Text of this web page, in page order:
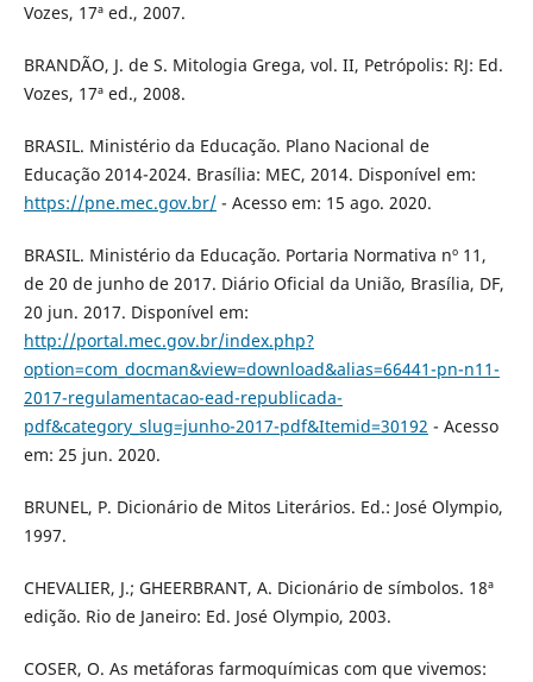
Vozes, 17ª ed., 2007.
BRANDÃO, J. de S. Mitologia Grega, vol. II, Petrópolis: RJ: Ed.
Vozes, 17ª ed., 2008.
BRASIL. Ministério da Educação. Plano Nacional de
Educação 2014-2024. Brasília: MEC, 2014. Disponível em:
https://pne.mec.gov.br/- Acesso em: 15 ago. 2020.
BRASIL. Ministério da Educação. Portaria Normativa nº 11,
de 20 de junho de 2017. Diário Oficial da União, Brasília, DF,
20 jun. 2017. Disponível em:
http://portal.mec.gov.br/index.php?
option=com_docman&view=download&alias=66441-pn-n11-
2017-regulamentacao-ead-republicada-
pdf&category_slug=junho-2017-pdf&Itemid=30192 - Acesso
em: 25 jun. 2020.
BRUNEL, P. Dicionário de Mitos Literários. Ed.: José Olympio,
1997.
CHEVALIER, J.; GHEERBRANT, A. Dicionário de símbolos. 18ª
edição. Rio de Janeiro: Ed. José Olympio, 2003.
COSER, O. As metáforas farmoquímicas com que vivemos: